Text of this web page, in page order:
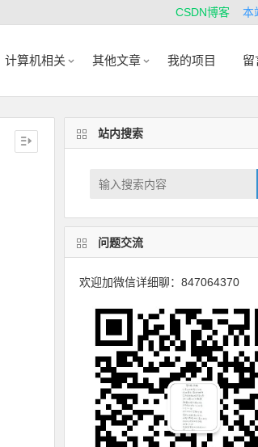
CSDN博客 本
计算机相关 其他文章 我的项目 留
站内搜索
问题交流
欢迎加微信详细聊：847064370